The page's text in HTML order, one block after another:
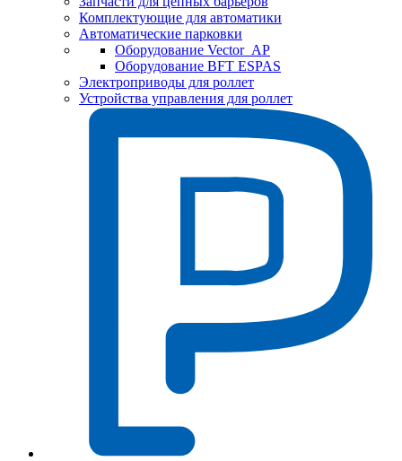
Комплектующие для автоматики
Автоматические парковки
Оборудование Vector_AP
Оборудование BFT ESPAS
Электроприводы для роллет
Устройства управления для роллет